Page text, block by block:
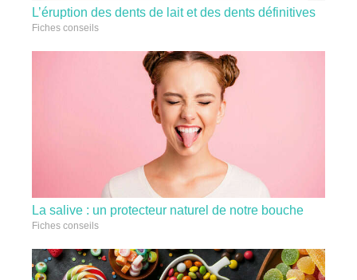
L’éruption des dents de lait et des dents définitives
Fiches conseils
La salive : un protecteur naturel de notre bouche
Fiches conseils